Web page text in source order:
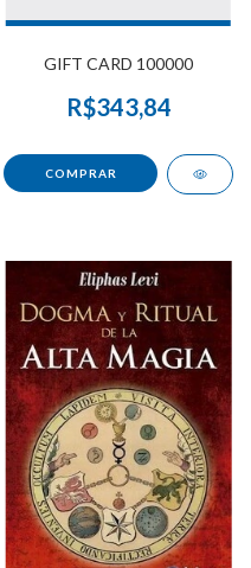
GIFT CARD 100000
R$343,84